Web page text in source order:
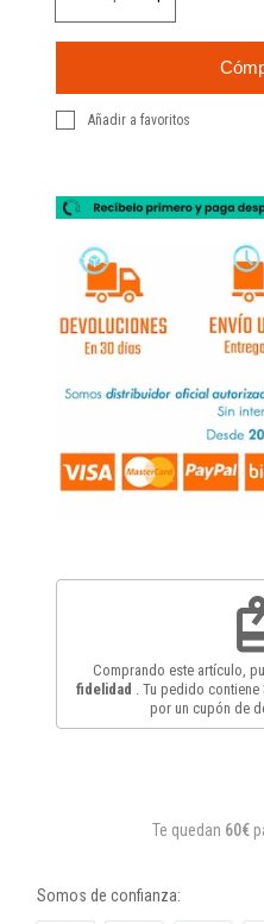
Añadir a favoritos
Comprando este artículo,
fidelidad
. Tu pedido contiene
por un cupón de
Te quedan 60€
Somos de confianza: